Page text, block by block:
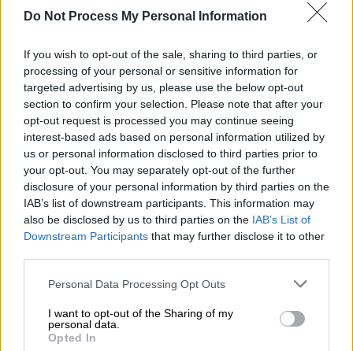
Do Not Process My Personal Information
If you wish to opt-out of the sale, sharing to third parties, or
processing of your personal or sensitive information for
targeted advertising by us, please use the below opt-out
section to confirm your selection. Please note that after your
opt-out request is processed you may continue seeing
interest-based ads based on personal information utilized by
us or personal information disclosed to third parties prior to
your opt-out. You may separately opt-out of the further
disclosure of your personal information by third parties on the
IAB’s list of downstream participants. This information may
also be disclosed by us to third parties on the IAB’s List of
Downstream Participants that may further disclose it to other
Please note that this website/app uses one or more Google
not limited to your visit or usage behaviour. You may click to
grant or deny consent to Google and its third-party tags to
use your data for below specified purposes in below Google
Personal Data Processing Opt Outs
I want to opt-out of the Sharing of my
personal data.
Opted In
Συγκεκριμένα, συστήνονται τα παρακάτω:
υπάρχουν τσιμπούρια (δάση, λιβάδια,
περιοχές με δέντρα, θάμνους, ψηλά χόρτα,
σωρούς φύλλων, πυκνή βλάστηση).
2. Σε περίπτωση που είναι αναγκαίο να
βρεθείτε σε περιοχές όπου πιθανόν
υπάρχουν τσιμπούρια:
Περπατάτε πάντα στο κέντρο των
μονοπατιών και όχι μέσα σε πυκνή
βλάστηση.
Φοράτε ρούχα ανοιχτού χρώματος (για
να βλέπετε εύκολα τα τσιμπούρια) και
μανίκια, μακριά παντελόνια, ψηλές
κάλτσες και μπότες/κλειστά παπούτσια.